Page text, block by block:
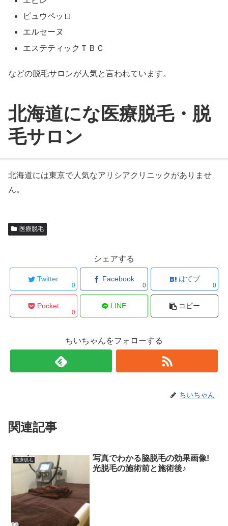
ピュウペッロ
エルセーヌ
エステティックＴＢＣ
などの脱毛サロンが人気と言われています。
北海道にな医療脱毛・脱
毛サロン
北海道には東京で人気なアリシアクリニックがありませ
ん。
医療脱毛
シェアする
Twitter
0
Facebook
0
はてブ
0
Pocket
0
LINE コピー
ちいちゃんをフォローする
ちいちゃん
関連記事
医療脱毛
写真でわかる脇脱毛の効果画像!
光脱毛の施術前と施術後♪